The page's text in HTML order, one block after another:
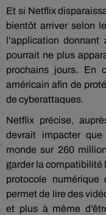
Et si Netflix
bientôt arriver selon
l’application
pourrait ne plus
prochains jours. En
américain afin de
de cyberattaques.
Netflix précise,
devrait impacter
monde sur 260
garder la compatibilité
protocole
permet de lire des
et plus à même